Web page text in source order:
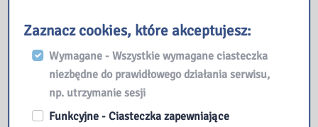
przemocy? (źródło opisu:
bonito.pl).
Integro catalog
Zaznacz cookies, które akceptujesz:
Wymagane - Wszystkie wymagane ciasteczka
niezbędne do prawidłowego działania serwisu,
np. utrzymanie sesji
Funkcyjne - Ciasteczka zapewniające